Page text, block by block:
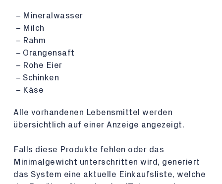
Mineralwasser
Milch
Rahm
Orangensaft
Rohe Eier
Schinken
Käse
Alle vorhandenen Lebensmittel werden
übersichtlich auf einer Anzeige angezeigt.
Falls diese Produkte fehlen oder das
Minimalgewicht unterschritten wird, generiert
das System eine aktuelle Einkaufsliste, welche